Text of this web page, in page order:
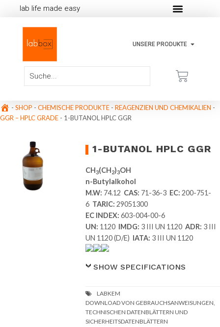
lab life made easy
UNSERE PRODUKTE
- SHOP - CHEMISCHE PRODUKTE - REAGENZIEN UND CHEMIKALIEN -
GGR – HPLC GRADE - 1-BUTANOL HPLC GGR
1-BUTANOL HPLC GGR
CH 3(CH 2)3OH
n-Butylalkohol
M.W: 74.12 CAS: 71-36-3 EC:200-751-
6 TARIC:29051300
EC INDEX:603-004-00-6
UN: 1120 IMDG: 3 III UN 1120ADR: 3 III
UN 1120 (D/E)
IATA: 3 III UN 1120
SHOW SPECIFICATIONS
DOWNLOAD VON GEBRAUCHSANWEISUNGEN,
TECHNISCHEN DATENBLÄTTERN UND
SICHERHEITSDATENBLÄTTERN